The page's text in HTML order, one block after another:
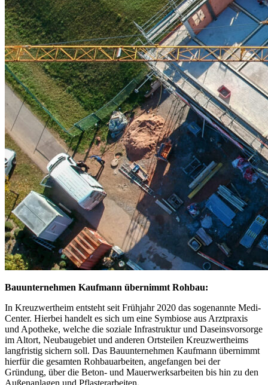
Bauunternehmen Kaufmann übernimmt Rohbau:
In Kreuzwertheim entsteht seit Frühjahr 2020 das sogenannte Medi-
Center. Hierbei handelt es sich um eine Symbiose aus Arztpraxis
und Apotheke, welche die soziale Infrastruktur und Daseinsvorsorge
im Altort, Neubaugebiet und anderen Ortsteilen Kreuzwertheims
langfristig sichern soll. Das Bauunternehmen Kaufmann übernimmt
hierfür die gesamten Rohbauarbeiten, angefangen bei der
Gründung, über die Beton- und Mauerwerksarbeiten bis hin zu den
Außenanlagen und Pflasterarbeiten.